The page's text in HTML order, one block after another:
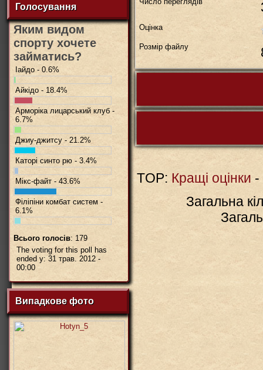
Голосування
Яким видом
спорту хочете
займатись?
Іайдо - 0.6%
Айкідо - 18.4%
Арморіка лицарський клуб -
6.7%
Джиу-джитсу - 21.2%
Каторі синто рю - 3.4%
Мікс-файт - 43.6%
Філіпіни комбат систем -
6.1%
Всього голосів: 179
The voting for this poll has
ended у: 31 трав. 2012 -
00:00
Випадкове фото
Оцінка
Розмір файлу
TOP: Кращі оцінки -
Загальна